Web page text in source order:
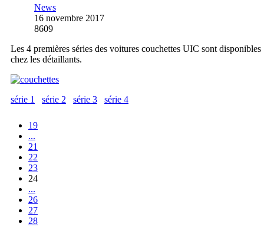
News
16 novembre 2017
8609
Les 4 premières séries des voitures couchettes UIC sont disponibles
chez les détaillants.
série 1 série 2 série 3 série 4
19
...
21
22
23
24
...
26
27
28